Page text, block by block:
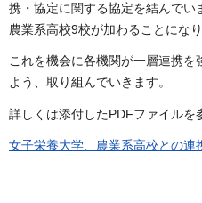
携・協定に関する協定を結んで
農業系高校9校が加わることになり
これを機会に各機関が一層連携を
よう、取り組んでいきます。
詳しくは添付したPDFファイルを
女子栄養大学、農業系高校との連